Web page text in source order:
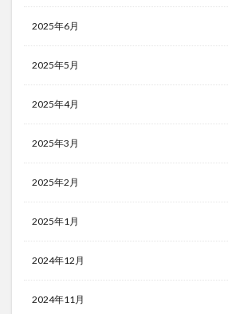
2025年6月
2025年5月
2025年4月
2025年3月
2025年2月
2025年1月
2024年12月
2024年11月